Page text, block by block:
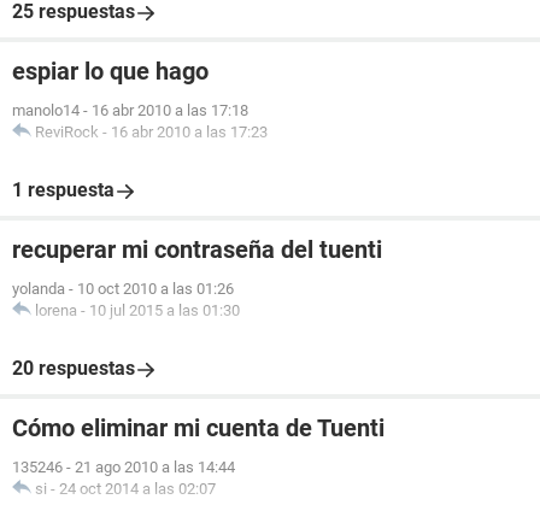
25 respuestas
espiar lo que hago
manolo14 - 16 abr 2010 a las 17:18
ReviRock - 16 abr 2010 a las 17:23
1 respuesta
recuperar mi contraseña del tuenti
yolanda - 10 oct 2010 a las 01:26
lorena - 10 jul 2015 a las 01:30
20 respuestas
Cómo eliminar mi cuenta de Tuenti
135246 - 21 ago 2010 a las 14:44
si - 24 oct 2014 a las 02:07